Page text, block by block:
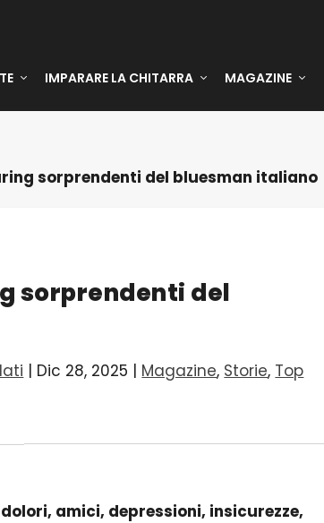
IMPARARE LA CHITARRA MAGAZINE
sorprendenti del bluesman italiano
sorprendenti del
| Dic 28, 2025 | Magazine, Storie, Top
amici, depressioni, insicurezze,